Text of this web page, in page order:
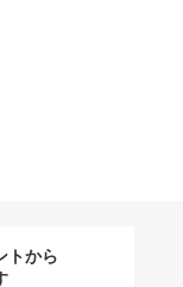
トから
る